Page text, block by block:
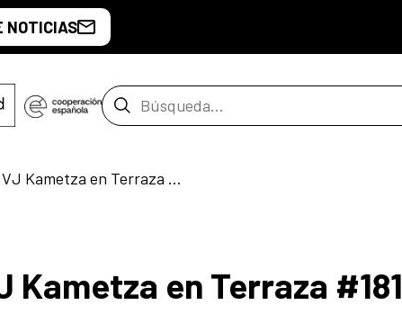
NOTICIAS
Barra de búsqueda
Orieta Chrem y VJ Kametza en Terraza #181
Kametza en Terraza #181